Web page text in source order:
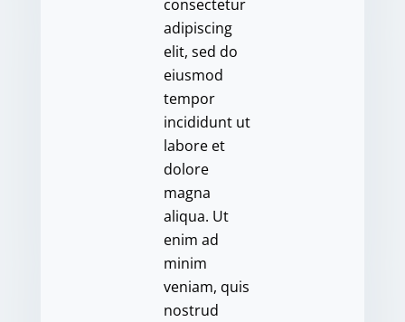
consectetur
adipiscing
elit, sed do
eiusmod
tempor
incididunt ut
labore et
dolore
magna
aliqua. Ut
enim ad
minim
veniam, quis
nostrud